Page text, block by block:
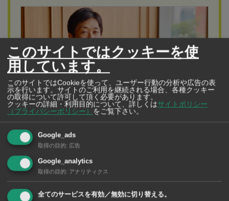
タイ在住・永住者に資産運用のベストアドバイ
ス！
タイ在住の日本人の方に必要とされ続けるために今何が
できるのか？長期的思考で個別相談を行っています>>>
このサイトではクッキーを使
用しています。
このサイトではCookieを使って、ユーザー行動の分析や広告の表
示を行います。サイトのご利用を継続される場合、各種クッキー
の取得について許可して頂く必要があります。
クッキーの詳細・利用目的について、詳しくはサイトポリシー
（プライバシーポリシー）
をご覧下さい。
Google_ads
取得の目的: 広告
Google_analytics
取得の目的: アナリティクス
全てのサービスを有効／無効に切り替える。